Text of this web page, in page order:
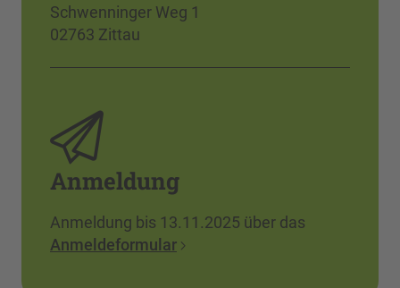
Schwenninger Weg 1
02763 Zittau
Anmeldung
Anmeldung bis 13.11.2025 über das
Anmeldeformular